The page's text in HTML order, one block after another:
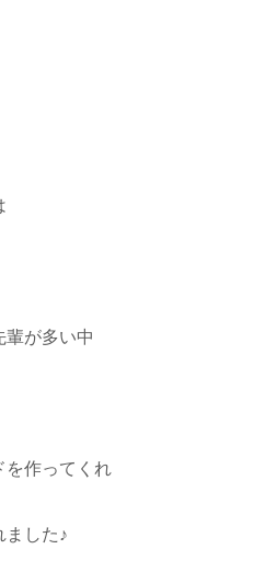
輩が多い中
を作ってくれ
ました♪